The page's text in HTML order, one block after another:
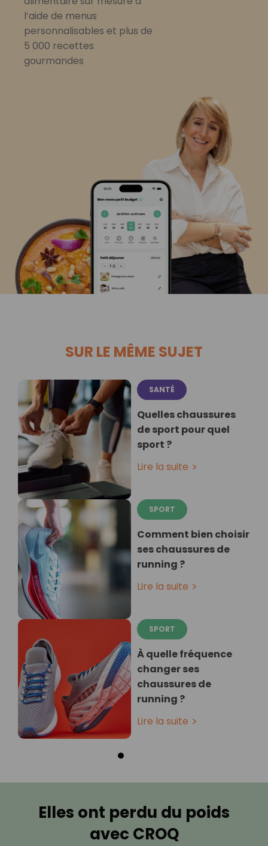
l’aide de menus
personnalisables et plus de
5 000 recettes
gourmandes
SUR LE MÊME SUJET
SANTÉ
Quelles chaussures
de sport pour quel
sport ?
Lire la suite
SPORT
Comment bien choisir
ses chaussures de
running ?
Lire la suite
SPORT
À quelle fréquence
changer ses
chaussures de
running ?
Lire la suite
Elles ont perdu du poids
avec CROQ